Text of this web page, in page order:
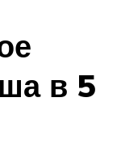
в 5